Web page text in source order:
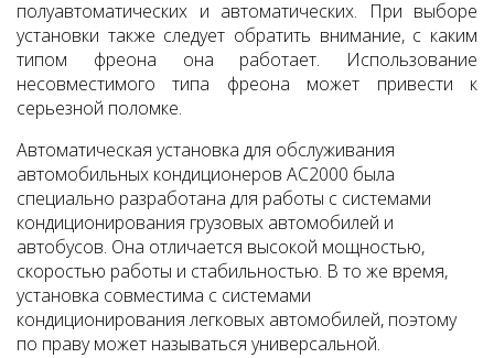
полуавтоматических и автоматических. При выборе
установки также следует обратить внимание, с каким
типом фреона она работает. Использование
несовместимого типа фреона может привести к
серьезной поломке.
Автоматическая установка для обслуживания
автомобильных кондиционеров AC2000 была
специально разработана для работы с системами
кондиционирования грузовых автомобилей и
автобусов. Она отличается высокой мощностью,
скоростью работы и стабильностью. В то же время,
установка совместима с системами
кондиционирования легковых автомобилей, поэтому
по праву может называться универсальной.